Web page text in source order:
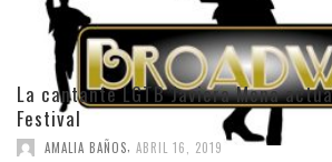
La cantante LGTB Javiera Mena
Festival
AMALIA BAÑOS ABRIL 16, 2019